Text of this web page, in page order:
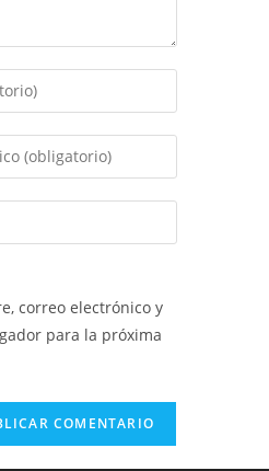
correo electrónico y
para la próxima